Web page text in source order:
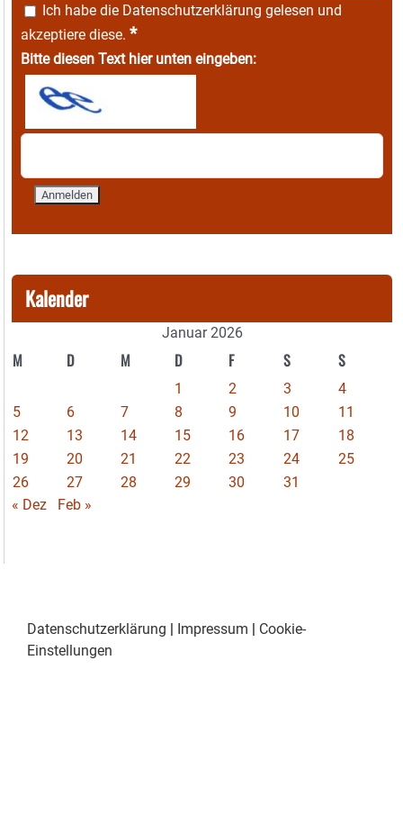
Ich habe die Datenschutzerklärung gelesen und
akzeptiere diese. *
Bitte diesen Text hier unten eingeben:
Kalender
Januar 2026
M D M D F S S
1 2 3
4
5
6 7 8 9 10
11
12
13 14 15 16 17
18
19
20 21 22 23 24
25
26
27 28 29 30
31
« Dez
Feb »
Datenschutzerklärung | Impressum | Cookie-
Einstellungen